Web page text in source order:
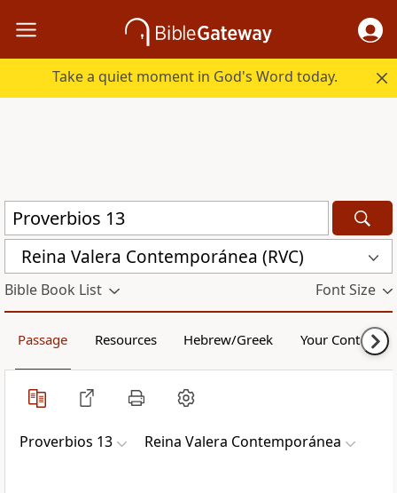
Take a quiet moment in God's Word today.
Reina Valera Contemporánea (RVC)
Bible Book List Font Size
Passage Resources Hebrew/Greek Your Content
Proverbios 13 Reina Valera Contemporánea